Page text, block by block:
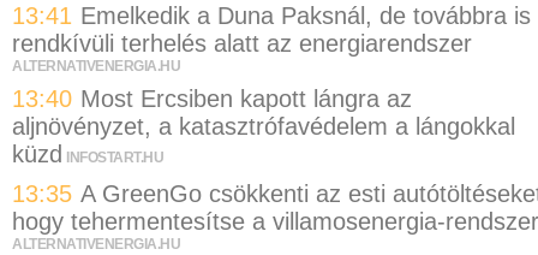
13:41 Emelkedik a Duna Paksnál, de továbbra is
rendkívüli terhelés alatt az energiarendszer
ALTERNATIVENERGIA.HU
13:40 Most Ercsiben kapott lángra az
aljnövényzet, a katasztrófavédelem a lángokkal
küzd
INFOSTART.HU
13:35 A GreenGo csökkenti az esti
hogy tehermentesítse a villamosenergia-
ALTERNATIVENERGIA.HU